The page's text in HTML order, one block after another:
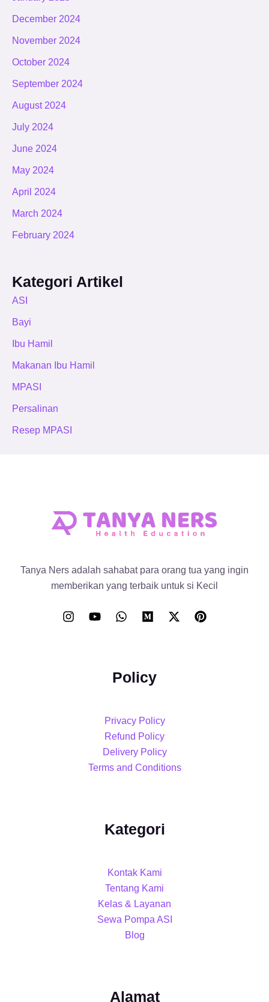
December 2024
November 2024
October 2024
September 2024
August 2024
July 2024
June 2024
May 2024
April 2024
March 2024
February 2024
Kategori Artikel
ASI
Bayi
Ibu Hamil
Makanan Ibu Hamil
MPASI
Persalinan
Resep MPASI
Tanya Ners adalah sahabat para orang tua yang ingin
memberikan yang terbaik untuk si Kecil
Policy
Privacy Policy
Refund Policy
Delivery Policy
Terms and Conditions
Kategori
Kontak Kami
Tentang Kami
Kelas & Layanan
Sewa Pompa ASI
Blog
Alamat